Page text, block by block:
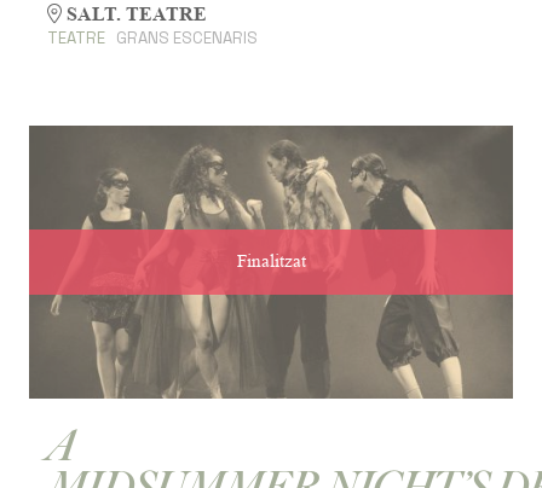
SALT. TEATRE
TEATRE GRANS ESCENARIS
Finalitzat
A